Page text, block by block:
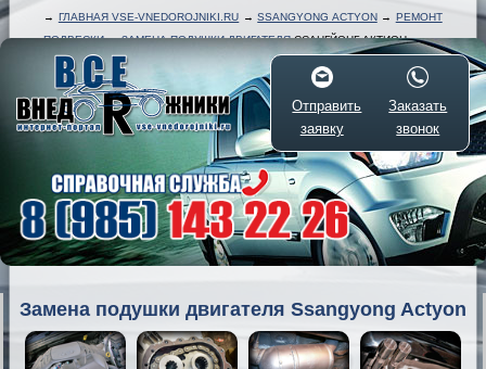
→ ГЛАВНАЯ VSE-VNEDOROJNIKI.RU →SSANGYONG ACTYON→ РЕМОНТ
ПОДВЕСКИ→ЗАМЕНА ПОДУШКИ ДВИГАТЕЛЯССАНГЙОНГ АКТИОН
Отправить
заявку
Заказать
звонок
Замена подушки двигателя Ssangyong Actyon